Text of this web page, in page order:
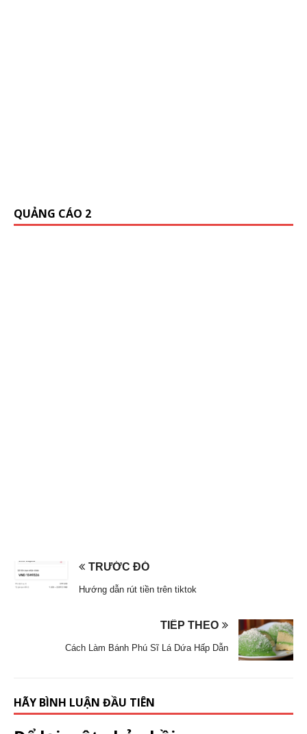
QUẢNG CÁO 2
TRƯỚC ĐÓ
Hướng dẫn rút tiền trên tiktok
TIẾP THEO
Cách Làm Bánh Phú Sĩ Lá Dứa Hấp Dẫn
HÃY BÌNH LUẬN ĐẦU TIÊN